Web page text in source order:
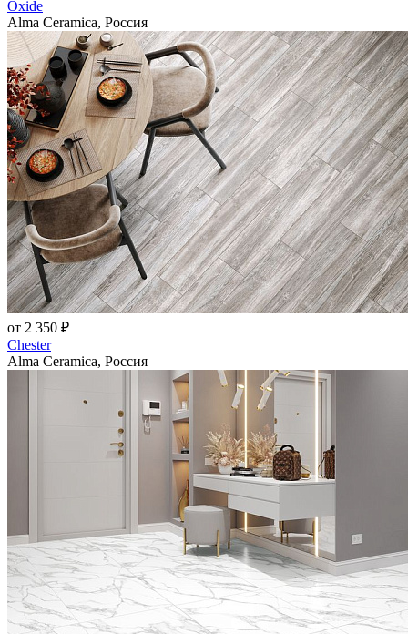
Oxide
Alma Ceramica, Россия
от 2 350 ₽
Chester
Alma Ceramica, Россия